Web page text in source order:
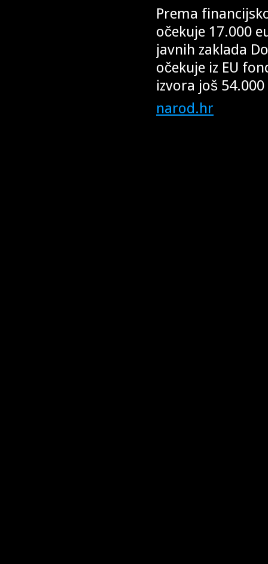
Prema
očekuje 17.000
javnih zaklada
očekuje iz EU
izvora još
narod.hr